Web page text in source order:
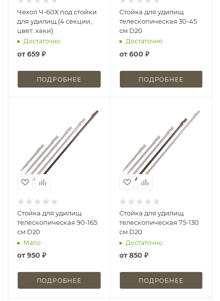
Чехол Ч-60Х под стойки
для удилищ (4 секции,
цвет: хаки)
Достаточно
от659 ₽
ПОДРОБНЕЕ
Стойка для удилищ
телескопическая 30-45
см D20
Достаточно
от600 ₽
ПОДРОБНЕЕ
Стойка для удилищ
телескопическая 90-165
см D20
Мало
от950 ₽
ПОДРОБНЕЕ
Стойка для удилищ
телескопическая 75-130
см D20
Достаточно
от850 ₽
ПОДРОБНЕЕ